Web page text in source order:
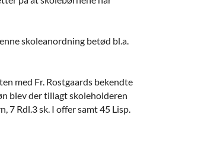
skoleanordning betød bl.a.
med Fr. Rostgaards bekendte
blev der tillagt skoleholderen
Rdl.3 sk. I offer samt 45 Lisp.